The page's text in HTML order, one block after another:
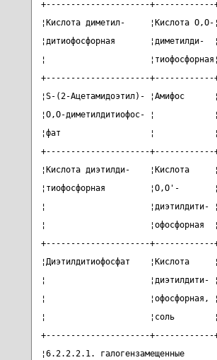
+---------------------+------------
¦Кислота диметил-     ¦Кислота
¦дитиофосфорная
¦
+---------------------+------------
¦S-(2-Ацетамидоэтил)- ¦Амифос
¦О,О-диметилдитиофос- ¦
¦фат                  ¦
+---------------------+------------
¦Кислота диэтилди-
¦тиофосфорная         ¦О,О'-
¦
¦
+---------------------+------------
¦Диэтилдитиофосфат
¦
¦
¦                     ¦соль
+---------------------+------------
¦6.2.2.2.1.